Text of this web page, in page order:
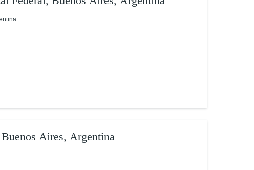
Aires, Argentina